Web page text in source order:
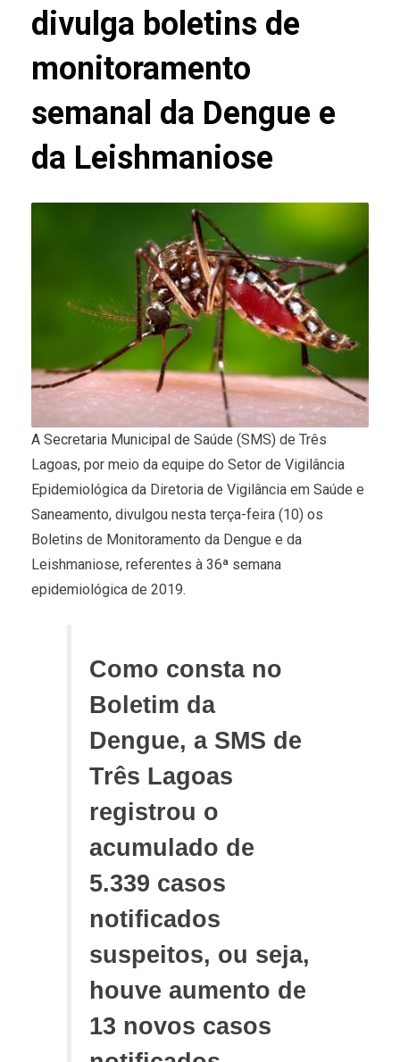
divulga boletins de
monitoramento
semanal da Dengue e
da Leishmaniose
A Secretaria Municipal de Saúde (SMS) de Três
Lagoas, por meio da equipe do Setor de Vigilância
Epidemiológica da Diretoria de Vigilância em Saúde e
Saneamento, divulgou nesta terça-feira (10) os
Boletins de Monitoramento da Dengue e da
Leishmaniose, referentes à 36ª semana
epidemiológica de 2019.
Como consta no
Boletim da
Dengue, a SMS de
Três Lagoas
registrou o
acumulado de
5.339 casos
notificados
suspeitos, ou seja,
houve aumento de
13 novos casos